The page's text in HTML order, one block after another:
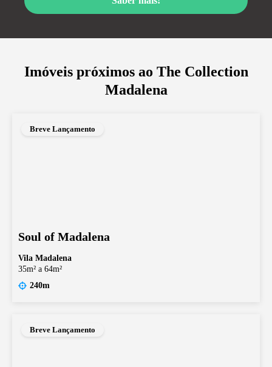
Imóveis próximos ao The Collection
Madalena
Breve Lançamento
Soul of Madalena
Vila Madalena
35m² a 64m²
240m
Breve Lançamento